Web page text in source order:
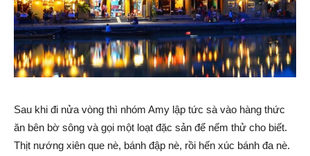
Sau khi đi nửa vòng thì nhóm Amy lập tức sà vào hàng thức
ăn bên bờ sông và gọi một loạt đặc sản để nếm thử cho biết.
Thịt nướng xiên que nè, bánh đập nè, rồi hến xúc bánh đa nè.